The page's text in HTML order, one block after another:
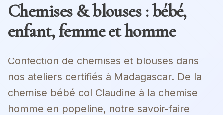
Chemises & blouses : bébé,
enfant, femme et homme
Confection de chemises et blouses dans
nos ateliers certifiés à Madagascar. De la
chemise bébé col Claudine à la chemise
homme en popeline, notre savoir-faire